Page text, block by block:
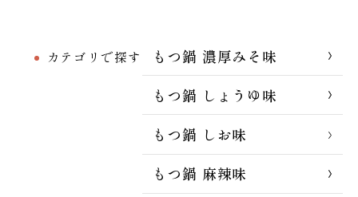
カテゴリで探す
もつ鍋 濃厚みそ味
もつ鍋 しょうゆ味
もつ鍋 しお味
もつ鍋 麻辣味